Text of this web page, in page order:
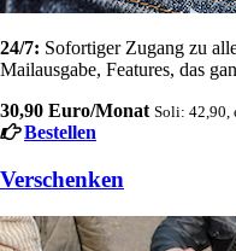
24/7: Sofortiger Zugang zu
Mailausgabe, Features, das
30,90 Euro/Monat Soli: 42,90,
Bestellen
Verschenken